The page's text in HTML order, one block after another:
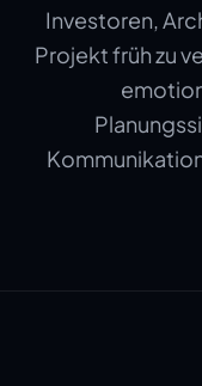
Investoren,
Projekt früh zu